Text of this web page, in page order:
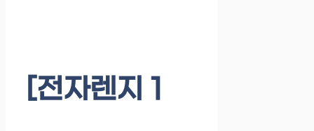
[전자렌지 1